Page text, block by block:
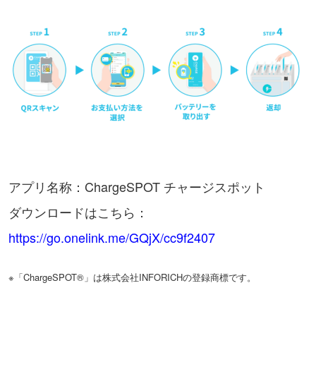
アプリ名称：ChargeSPOT チャージスポット
ダウンロードはこちら：
https://go.onelink.me/GQjX/cc9f2407
※「ChargeSPOT®」は株式会社INFORICHの登録商標です。